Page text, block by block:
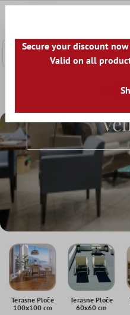
Terasne
Terasne Ploče
100x100 cm
Terasne Ploče
60x60 cm
Secure your discount
Valid on all